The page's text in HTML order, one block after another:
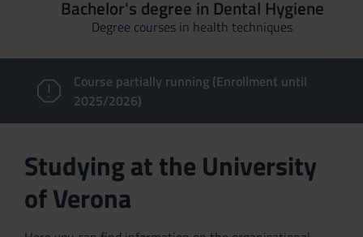
Bachelor's degree in Dental Hygiene
Degree courses in health techniques
Course partially running (Enrollment until
2025/2026)
Studying at the University
of Verona